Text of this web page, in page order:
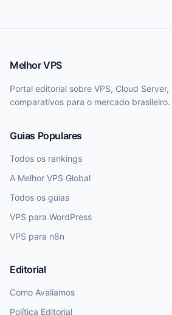
Melhor VPS
Portal editorial sobre VPS, Cloud
comparativos para o mercado brasileiro.
Guias Populares
Todos os rankings
A Melhor VPS Global
Todos os guias
VPS para WordPress
VPS para n8n
Editorial
Como Avaliamos
Política Editorial